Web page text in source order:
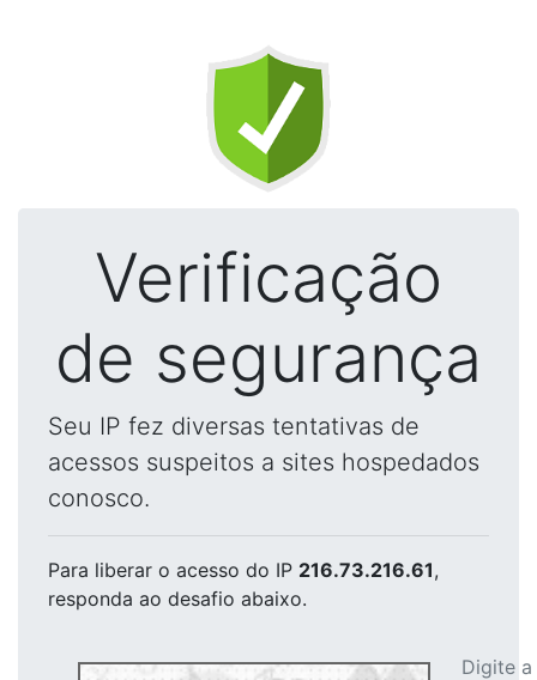
Verificação
de segurança
Seu IP fez diversas tentativas de
acessos suspeitos a sites hospedados
conosco.
Para liberar o acesso do IP 216.73.216.61,
responda ao desafio abaixo.
Digite